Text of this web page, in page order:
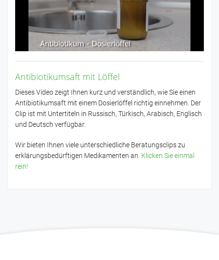
Antibiotikumsaft mit Löffel
Dieses Video zeigt Ihnen kurz und verständlich, wie Sie einen
Antibiotikumsaft mit einem Dosierlöffel richtig einnehmen. Der
Clip ist mit Untertiteln in Russisch, Türkisch, Arabisch, Englisch
und Deutsch verfügbar.
Wir bieten Ihnen viele unterschiedliche Beratungsclips zu
erklärungsbedürftigen Medikamenten an. Klicken Sie einmal
rein!